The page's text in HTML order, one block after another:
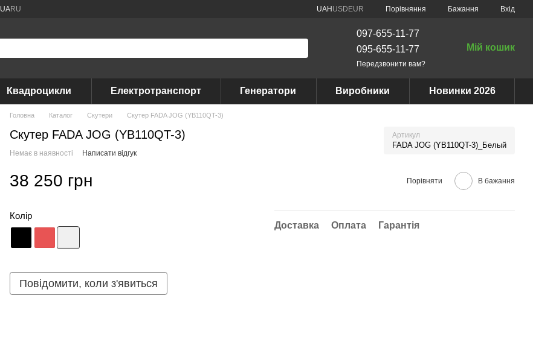
UARU UAH USD EUR Порівняння Бажання Вхід
097-655-11-77
095-655-11-77
Передзвонити вам?
Мій кошик
Квадроцикли Електротранспорт Генератори Виробники Новинки 2026
Головна Каталог Скутери Скутер FADA JOG (YB110QT-3)
Скутер FADA JOG (YB110QT-3) Артикул
FADA JOG (YB110QT-3)_Белый
Немає в наявності Написати відгук
38 250 грн Порівняти В бажання
Колір
Повідомити, коли з'явиться
Доставка Оплата Гарантія